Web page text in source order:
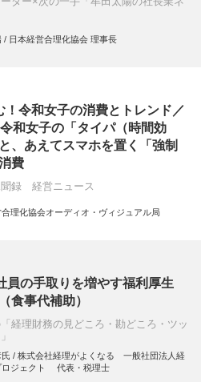
/ 日本経営合理化協会 理事長
！令和女子の消費とトレンド／
令和女子の「タイパ（時間効
、あえてスマホを置く「強制
費
聞録 経営ニュース
合理化協会オーディオ・ヴィジュアル局
の手取りを増やす福利厚生
事代補助）
経理財務の見どころ・勘どころ・ツッ
氏 / 株式会社経理がよくなる 一般社団法人経
ロジェクト 代表・税理士